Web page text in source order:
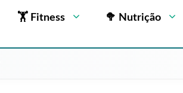
🏋 Fitness 🥦 Nutrição